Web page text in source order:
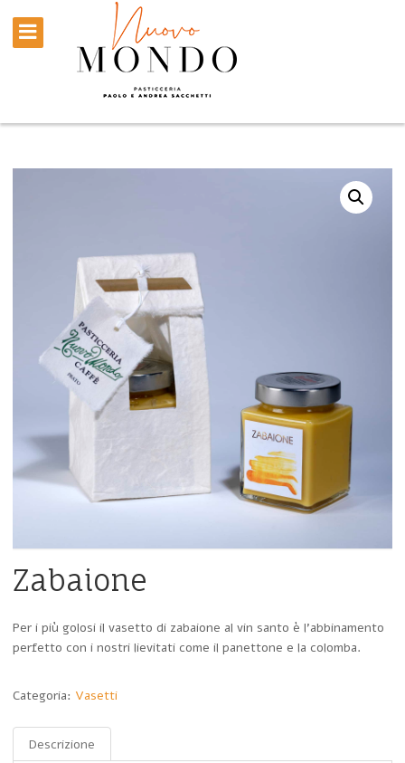
Zabaione
Per i più golosi il vasetto di zabaione al vin santo è l’abbinamento
perfetto con i nostri lievitati come il panettone e la colomba.
Categoria: Vasetti
Descrizione